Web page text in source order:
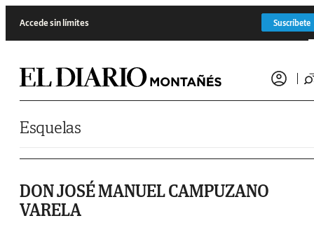
Accede sin límites Suscríbete
Esquelas
DON JOSÉ MANUEL CAMPUZANO
VARELA